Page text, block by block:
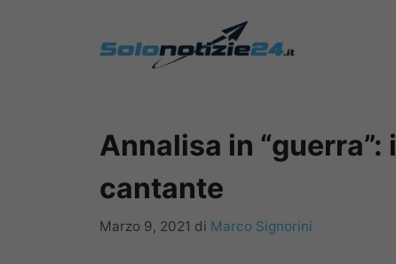
Annalisa in
cantante
Marzo 9, 2021 di Marco Signorini